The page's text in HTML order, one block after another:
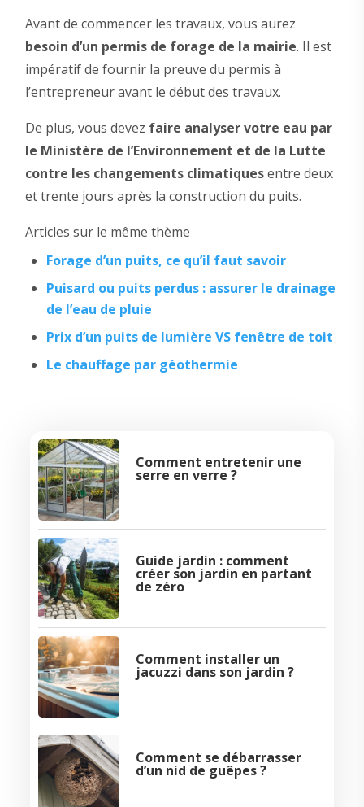
Avant de commencer les travaux, vous aurez
besoin d’un permis de forage de la mairie. Il est
impératif de fournir la preuve du permis à
l’entrepreneur avant le début des travaux.
De plus, vous devez faire analyser votre eau par
le Ministère de l’Environnement et de la Lutte
contre les changements climatiquesentre deux
et trente jours après la construction du puits.
Articles sur le même thème
Forage d’un puits, ce qu’il faut savoir
Puisard ou puits perdus : assurer le drainage
de l’eau de pluie
Prix d’un puits de lumière VS fenêtre de toit
Le chauffage par géothermie
Comment entretenir une
serre en verre ?
Guide jardin : comment
créer son jardin en partant
de zéro
Comment installer un
jacuzzi dans son jardin ?
Comment se débarrasser
d’un nid de guêpes ?